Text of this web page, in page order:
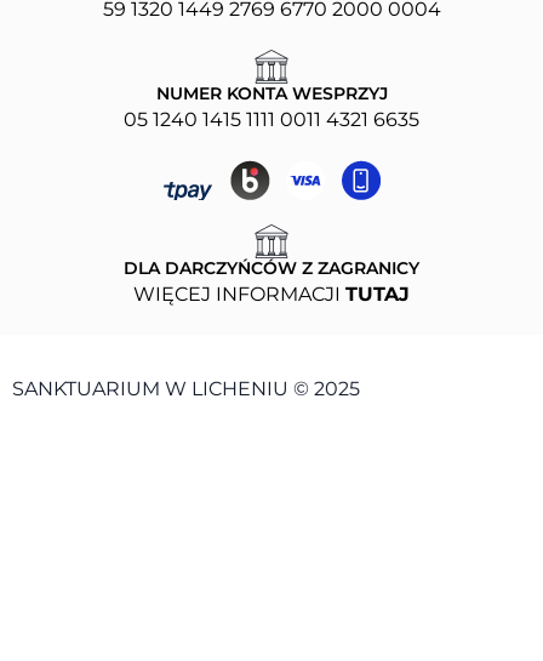
59 1320 1449 2769 6770 2000 0004
NUMER KONTA WESPRZYJ
05 1240 1415 1111 0011 4321 6635
DLA DARCZYŃCÓW Z ZAGRANICY
WIĘCEJ INFORMACJI TUTAJ
SANKTUARIUM W LICHENIU © 2025